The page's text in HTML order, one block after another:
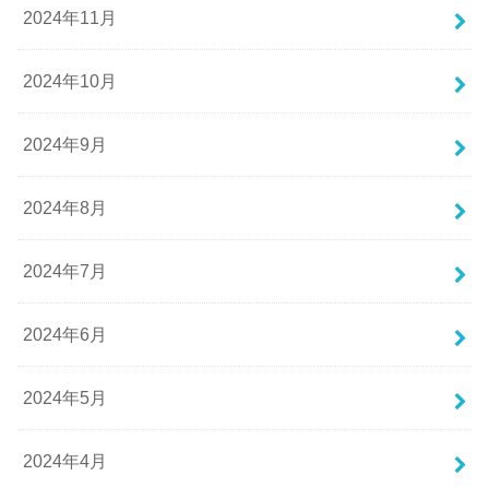
2024年11月
2024年10月
2024年9月
2024年8月
2024年7月
2024年6月
2024年5月
2024年4月